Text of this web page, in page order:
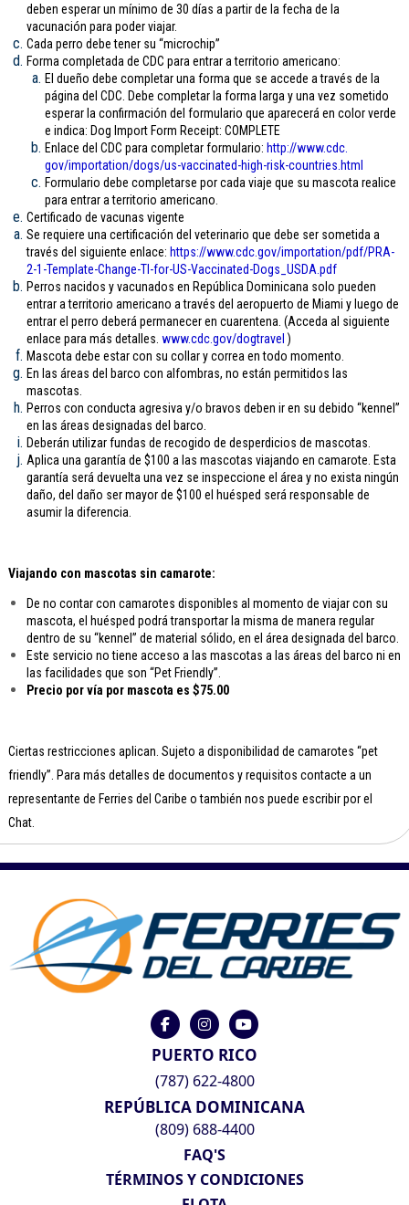
deben esperar un mínimo de 30 días a partir de la fecha de la
vacunación para poder viajar.
Cada perro debe tener su “microchip”
Forma completada de CDC para entrar a territorio americano:
El dueño debe completar una forma que se accede a través de la
página del CDC. Debe completar la forma larga y una vez sometido
esperar la confirmación del formulario que aparecerá en color verde
e indica: Dog Import Form Receipt: COMPLETE
Enlace del CDC para completar formulario: http://www.cdc.
gov/importation/dogs/us-vaccinated-high-risk-countries.html
Formulario debe completarse por cada viaje que su mascota realice
para entrar a territorio americano.
Certificado de vacunas vigente
Se requiere una certificación del veterinario que debe ser sometida a
través del siguiente enlace: https://www.cdc.gov/importation/pdf/PRA-
2-1-Template-Change-TI-for-US-Vaccinated-Dogs_USDA.pdf
Perros nacidos y vacunados en República Dominicana solo pueden
entrar a territorio americano a través del aeropuerto de Miami y luego de
entrar el perro deberá permanecer en cuarentena. (Acceda al siguiente
enlace para más detalles. www.cdc.gov/dogtravel )
Mascota debe estar con su collar y correa en todo momento.
En las áreas del barco con alfombras, no están permitidos las
mascotas.
Perros con conducta agresiva y/o bravos deben ir en su debido “kennel”
en las áreas designadas del barco.
Deberán utilizar fundas de recogido de desperdicios de mascotas.
Aplica una garantía de $100 a las mascotas viajando en camarote. Esta
garantía será devuelta una vez se inspeccione el área y no exista ningún
daño, del daño ser mayor de $100 el huésped será responsable de
asumir la diferencia.
Viajando con mascotas sin camarote:
De no contar con camarotes disponibles al momento de viajar con su
mascota, el huésped podrá transportar la misma de manera regular
dentro de su “kennel” de material sólido, en el área designada del barco.
Este servicio no tiene acceso a las mascotas a las áreas del barco ni en
las facilidades que son “Pet Friendly”.
Precio por vía por mascota es $75.00
Ciertas restricciones aplican. Sujeto a disponibilidad de camarotes “pet
friendly”. Para más detalles de documentos y requisitos contacte a un
representante de Ferries del Caribe o también nos puede escribir por el
Chat.
PUERTO RICO
(787) 622-4800
REPÚBLICA DOMINICANA
(809) 688-4400
FAQ'S
TÉRMINOS Y CONDICIONES